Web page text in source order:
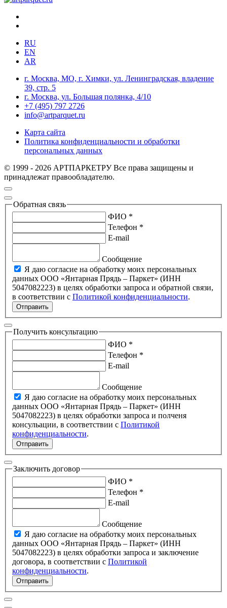
RU
EN
AR
г. Москва, МО, г. Химки, ул. Ленинградская, владение
39, стр. 5
г. Москва, ул. Большая полянка, 4/10
+7 (495) 797 2726
info@artparquet.ru
Карта сайта
Политика конфиденциальности и обработки
персональных данных
© 1999 - 2026 АРТПАРКЕТРУ Все права защищены и
принадлежат правообладателю.
Обратная связь
ФИО *
Телефон *
E-mail
Сообщение
Я даю согласие на обработку моих персональных
данных ООО «Янтарная Прядь – Паркет» (ИНН
5047082223) в целях обработки запроса и обратной связи,
в соответствии с Политикой конфиденциальности.
Отправить
Получить консультацию
ФИО *
Телефон *
E-mail
Сообщение
Я даю согласие на обработку моих персональных
данных ООО «Янтарная Прядь – Паркет» (ИНН
5047082223) в целях обработки запроса и полченя
консульации, в соответствии с Политикой
конфиденциальности.
Отправить
Заключить договор
ФИО *
Телефон *
E-mail
Сообщение
Я даю согласие на обработку моих персональных
данных ООО «Янтарная Прядь – Паркет» (ИНН
5047082223) в целях обработки запроса и заключение
договора, в соответствии с Политикой
конфиденциальности.
Отправить